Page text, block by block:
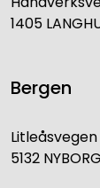
1405
Bergen
5132 NYBORG